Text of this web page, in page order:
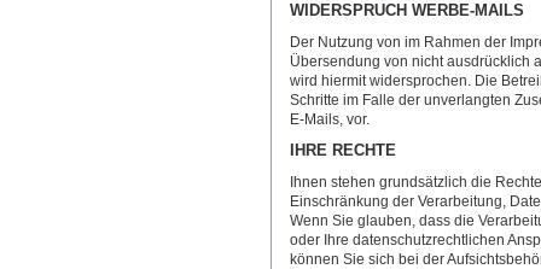
WIDERSPRUCH WERBE-MAILS
Der Nutzung von im Rahmen der
Übersendung von nicht ausdrücklich
wird hiermit widersprochen. Die
Schritte im Falle der unverlangten
E-Mails, vor.
IHRE RECHTE
Ihnen stehen grundsätzlich die
Einschränkung der Verarbeitung,
Wenn Sie glauben, dass die
oder Ihre datenschutzrechtlichen
können Sie sich bei der